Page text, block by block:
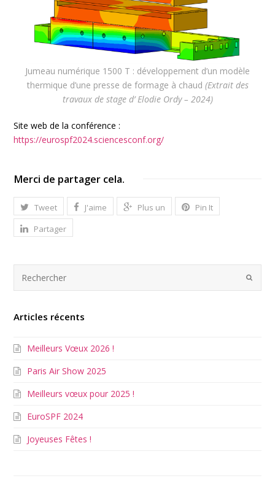
Jumeau numérique 1500 T : développement d’un modèle
thermique d’une presse de formage à chaud (Extrait des
travaux de stage d’ Elodie Ordy – 2024)
Site web de la conférence :
https://eurospf2024.sciencesconf.org/
Merci de partager cela.
Tweet J'aime Plus un
Pin It
Partager
Articles récents
Meilleurs Vœux 2026 !
Paris Air Show 2025
Meilleurs vœux pour 2025 !
EuroSPF 2024
Joyeuses Fêtes !